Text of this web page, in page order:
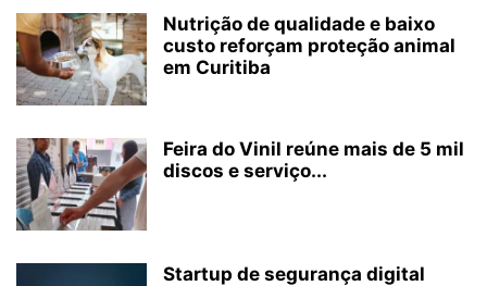
Nutrição de qualidade e baixo
custo reforçam proteção animal
em Curitiba
Feira do Vinil reúne mais de 5 mil
discos e serviço...
Startup de segurança digital